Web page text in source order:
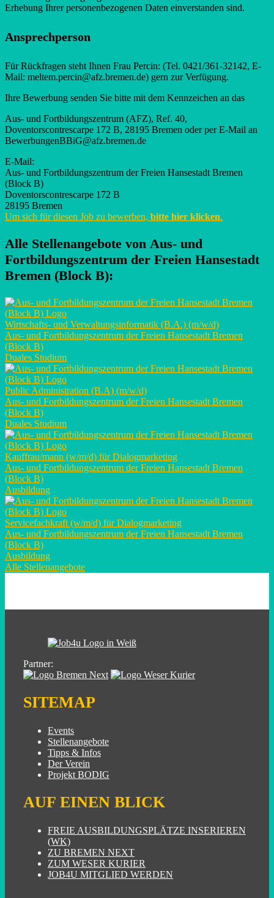
Erhebung Ihrer personenbezogenen Daten einverstanden sind.
Ansprechperson
Für Rückfragen steht Ihnen Frau Percin: (Tel. 0421/361-32142, E-
Mail: meltem.percin@afz.bremen.de) gern zur Verfügung.
Ihre Bewerbung senden Sie bitte mit dem Kennzeichen an das
Aus- und Fortbildungszentrum (AFZ), Ref. 40,
Doventorscontrescarpe 172 B, 28195 Bremen oder per E-Mail an
BewerbungenBBiG@afz.bremen.de
E-Mail:
Aus- und Fortbildungszentrum der Freien Hansestadt Bremen
(Block B)
Doventorscontrescarpe 172 B
28195 Bremen
Um sich für diesen Job zu bewerben, bitte hier klicken.
Alle Stellenangebote von Aus- und
Fortbildungszentrum der Freien Hansestadt
Bremen (Block B):
Wirtschafts- und Verwaltungsinformatik (B.A.) (m/w/d)
Aus- und Fortbildungszentrum der Freien Hansestadt Bremen
(Block B)
Duales Studium
Public Administration (B.A) (m/w/d)
Aus- und Fortbildungszentrum der Freien Hansestadt Bremen
(Block B)
Duales Studium
Kauffrau/mann (w/m/d) für Dialogmarketing
Aus- und Fortbildungszentrum der Freien Hansestadt Bremen
(Block B)
Ausbildung
Servicefachkraft (w/m/d) für Dialogmarketing
Aus- und Fortbildungszentrum der Freien Hansestadt Bremen
(Block B)
Ausbildung
Alle Stellenangebote
Partner:
SITEMAP
Events
Stellenangebote
Tipps & Infos
Der Verein
Projekt BODIG
AUF EINEN BLICK
FREIE AUSBILDUNGSPLÄTZE INSERIEREN
(WK)
ZU BREMEN NEXT
ZUM WESER KURIER
JOB4U MITGLIED WERDEN